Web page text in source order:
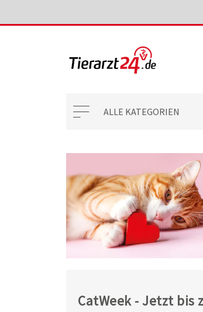
ALLE KATEGORIEN
CatWeek - Jetzt bis